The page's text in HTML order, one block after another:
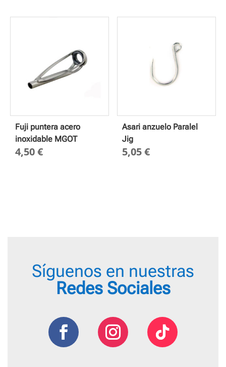
desde
Fuji puntera acero
inoxidable MGOT
4,50€
Asari anzuelo Paralel
Jig
5,05€
Síguenos en nuestras
Redes Sociales